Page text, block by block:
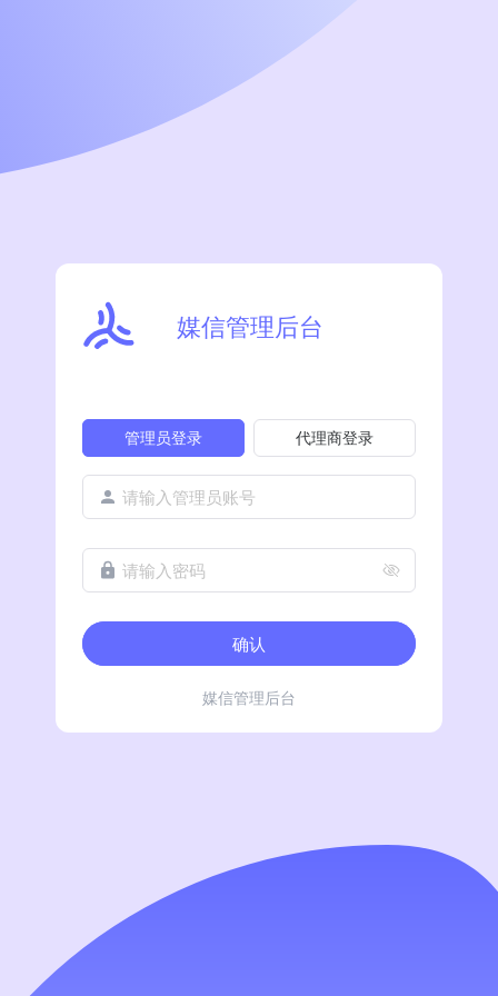
媒信管理后台
管理员登录 代理商登录
请输入管理员账号
请输入密码
确认
媒信管理后台